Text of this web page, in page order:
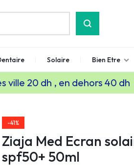
Solaire Bien Etre
ville 20 dh , en dehors 40 dh
-41%
Ziaja Med Ecran
spf50+ 50ml